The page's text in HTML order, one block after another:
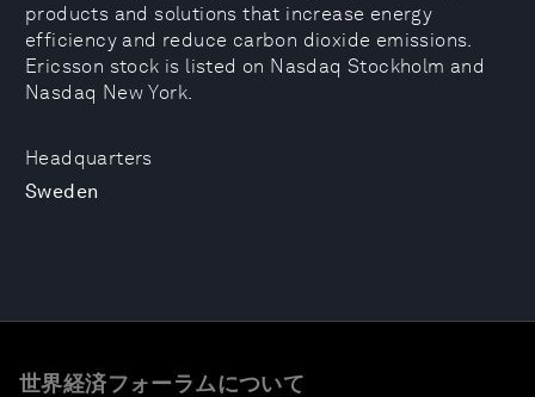
Headquarters
Sweden
products and solutions that increase energy
efficiency and reduce carbon dioxide emissions.
Ericsson stock is listed on Nasdaq Stockholm and
Nasdaq New York.
世界経済フォーラムについて